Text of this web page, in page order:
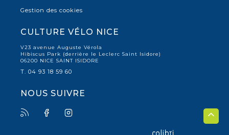
Gestion des cookies
CULTURE VÉLO NICE
V23 avenue Auguste Vérola
Hibiscus Park (derrière le Leclerc Saint Isidore)
06200 NICE SAINT ISIDORE
T. 04 93 18 59 60
NOUS SUIVRE